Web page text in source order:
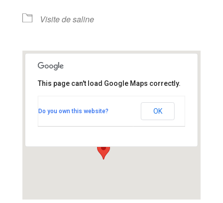
Visite de saline
saline
Voir Évènements
This page can't load Google Maps correctly.
Do you own this website? OK